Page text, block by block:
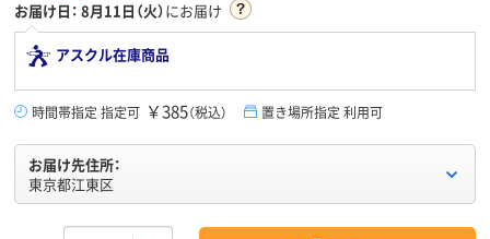
お届け日： 8月11日（火）にお届け
アスクル在庫商品
時間帯指定 指定可 ￥385（税込） 置き場所指定 利用可
お届け先住所：
東京都江東区